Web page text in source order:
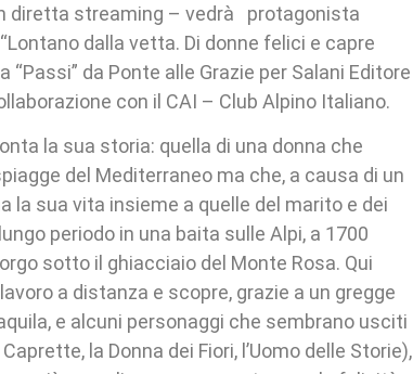
diretta streaming – vedrà protagonista
dalla vetta. Di donne felici e capre
“Passi” da Ponte alle Grazie per Salani Editore
con il CAI – Club Alpino Italiano.
la sua storia: quella di una donna che
del Mediterraneo ma che, a causa di un
la sua vita insieme a quelle del marito e dei
periodo in una baita sulle Alpi, a 1700
sotto il ghiacciaio del Monte Rosa. Qui
a distanza e scopre, grazie a un gregge
e alcuni personaggi che sembrano usciti
la Donna dei Fiori, l’Uomo delle Storie),